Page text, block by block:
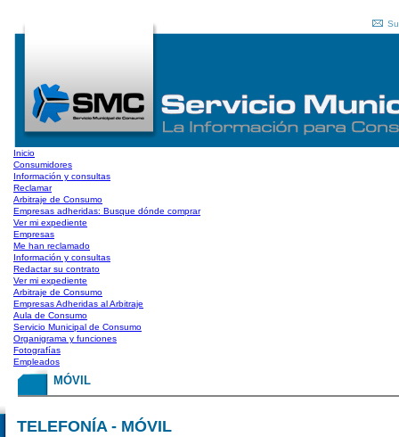
Inicio
Consumidores
Información y consultas
Reclamar
Arbitraje de Consumo
Empresas adheridas: Busque dónde comprar
Ver mi expediente
Empresas
Me han reclamado
Información y consultas
Redactar su contrato
Ver mi expediente
Arbitraje de Consumo
Empresas Adheridas al Arbitraje
Aula de Consumo
Servicio Municipal de Consumo
Organigrama y funciones
Fotografías
Empleados
MÓVIL
TELEFONÍA - MÓVIL